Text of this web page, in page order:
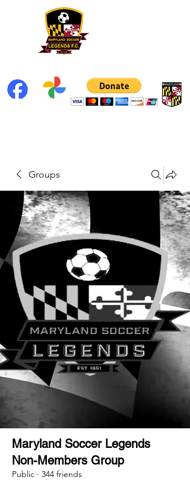
Groups
Maryland Soccer Legends
Non-Members Group
Public · 344 friends